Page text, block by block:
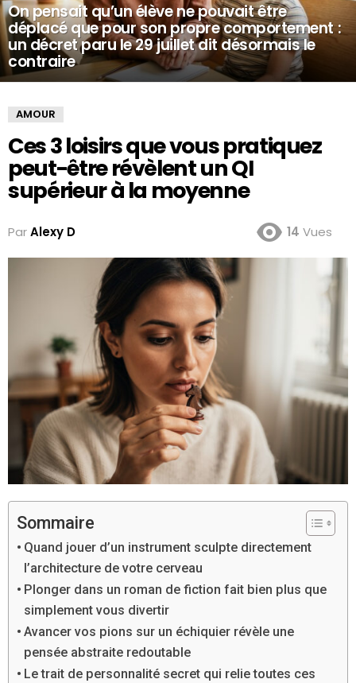
On pensait qu’un élève ne pouvait être
déplacé que pour son propre comportement :
un décret paru le 29 juillet dit désormais le
contraire
AMOUR
Ces 3 loisirs que vous pratiquez
peut-être révèlent un QI
supérieur à la moyenne
ParAlexy D 14 Vues
Sommaire
Quand jouer d’un instrument sculpte directement
l’architecture de votre cerveau
Plonger dans un roman de fiction fait bien plus que
simplement vous divertir
Avancer vos pions sur un échiquier révèle une
pensée abstraite redoutable
Le trait de personnalité secret qui relie toutes ces